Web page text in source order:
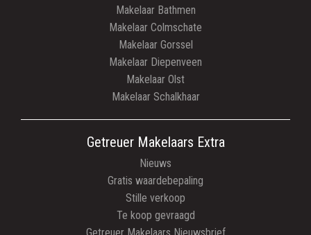
Makelaar Bathmen
Makelaar Colmschate
Makelaar Gorssel
Makelaar Diepenveen
Makelaar Olst
Makelaar Schalkhaar
Getreuer Makelaars Extra
Nieuws
Gratis waardebepaling
Stille verkoop
Te koop gevraagd
Getreuer Makelaars Nieuwsbrief